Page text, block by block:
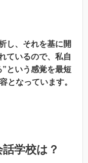
し、それを基に開
ているので、私自
という感覚を最短
となっています。
学校は？